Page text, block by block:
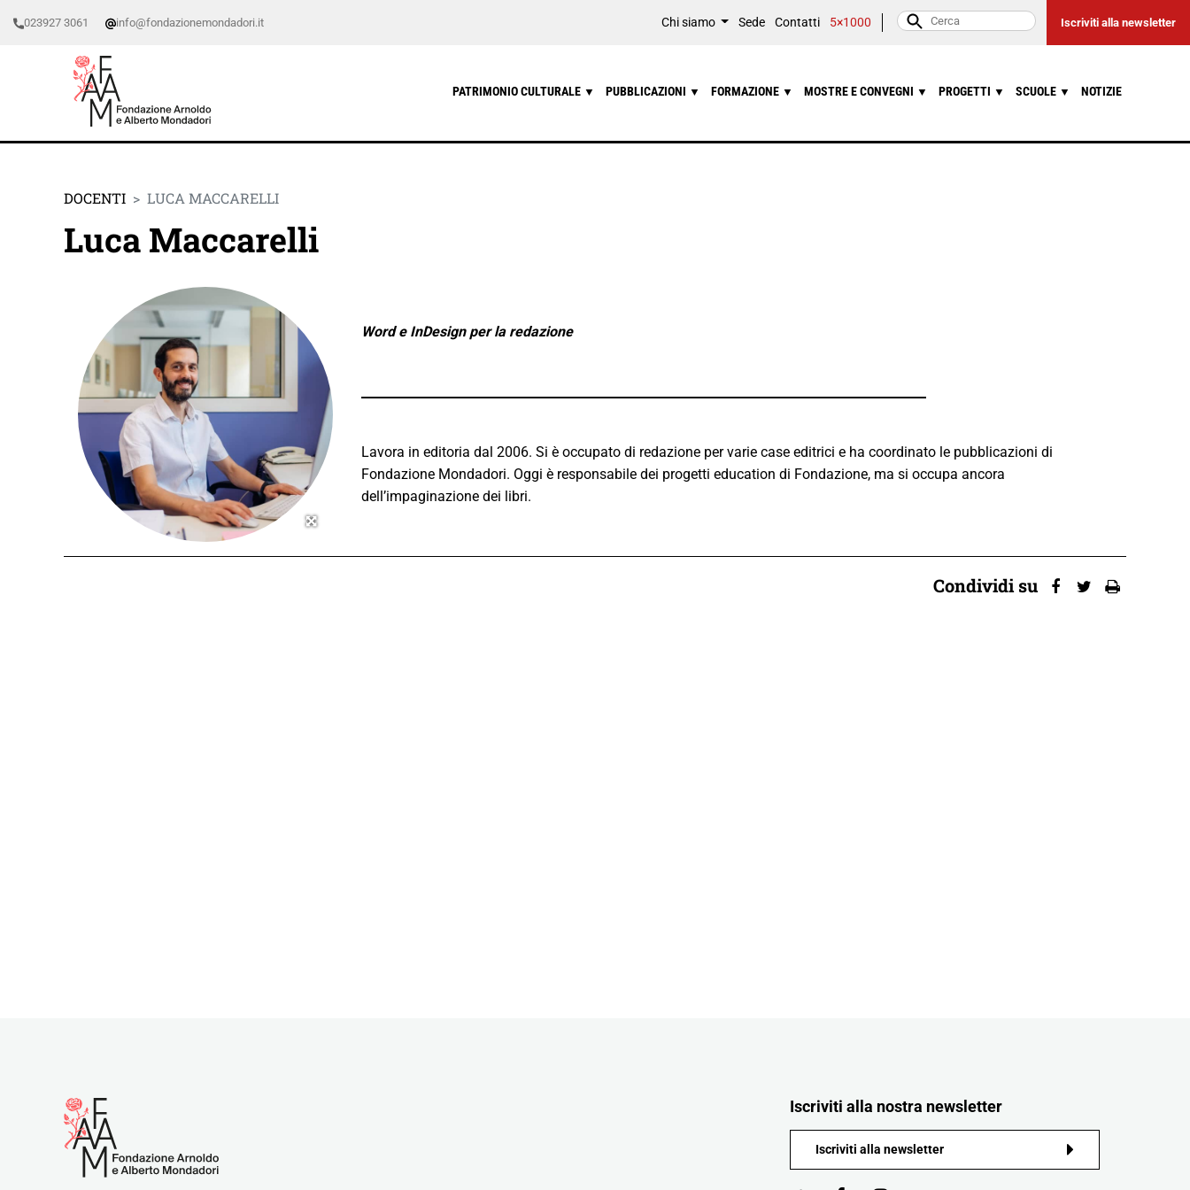
023927 3061 info@fondazionemondadori.it Chi siamo Sede Contatti 5×1000 Iscriviti alla newsletter
PATRIMONIO CULTURALE ▼ PUBBLICAZIONI ▼ FORMAZIONE ▼ MOSTRE E CONVEGNI ▼ PROGETTI ▼ SCUOLE ▼ NOTIZIE
DOCENTI LUCA MACCARELLI
Luca Maccarelli
Word e InDesign per la redazione
Lavora in editoria dal 2006. Si è occupato di redazione per varie case editrici e ha coordinato le pubblicazioni di
Fondazione Mondadori. Oggi è responsabile dei progetti education di Fondazione, ma si occupa ancora
dell’impaginazione dei libri.
Condividi su
Iscriviti alla nostra newsletter